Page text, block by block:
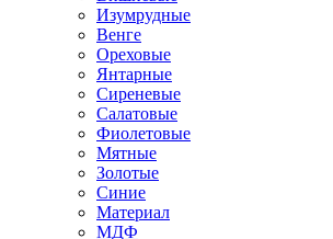
Изумрудные
Венге
Ореховые
Янтарные
Сиреневые
Салатовые
Фиолетовые
Мятные
Золотые
Синие
Материал
МДФ